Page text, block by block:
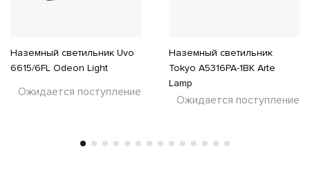
Наземный светильник Uvo
6615/6FL Odeon Light
Ожидается поступление
Наземный светильник
Tokyo A5316PA-1BK Arte
Lamp
Ожидается поступление